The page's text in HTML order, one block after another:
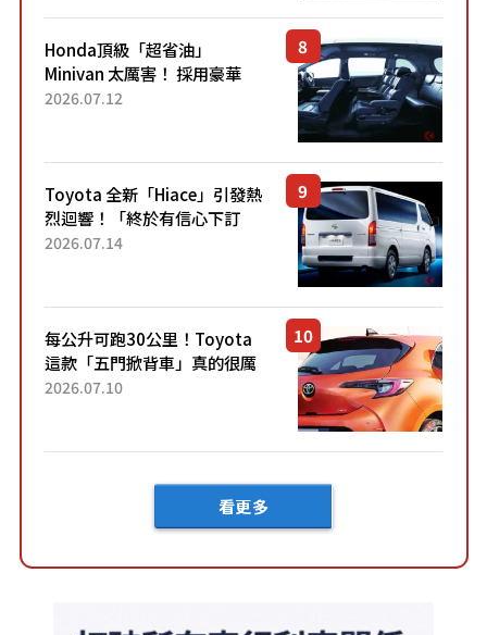
Honda頂級「超省油」
Minivan 太厲害！ 採用豪華
「真皮座椅」與專屬「黑色內
「三...
2026.07.12
Toyota 全新「Hiace」引發熱
烈迴響！「終於有信心下訂
了！」「哪個等級交車最
車？...
2026.07.14
每公升可跑30公里！Toyota
這款「五門掀背車」真的很厲
害！ 擁有全長4.3公尺的「剛剛
2026.07.10
看更多